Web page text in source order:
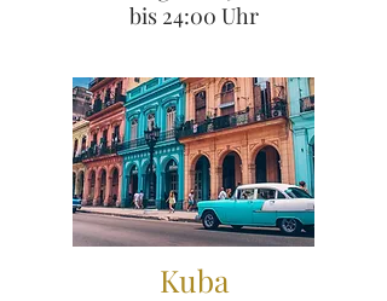
bis 24:00 Uhr
Kuba